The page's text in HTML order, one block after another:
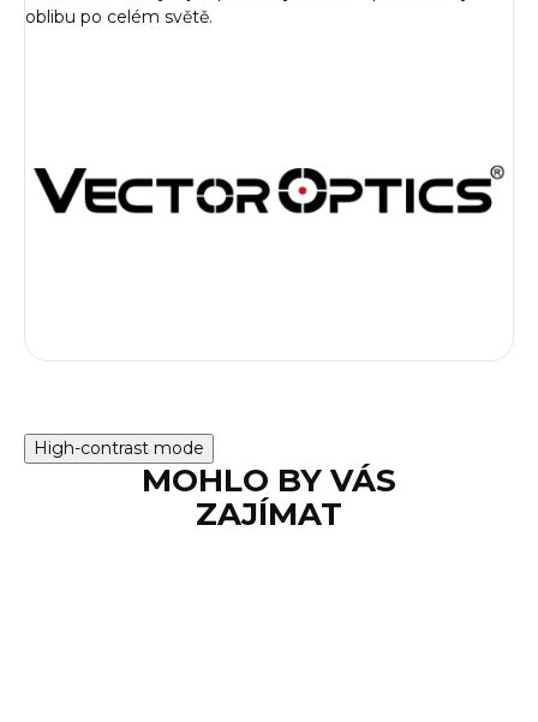
oblibu po celém světě.
High-contrast mode
MOHLO BY VÁS
ZAJÍMAT